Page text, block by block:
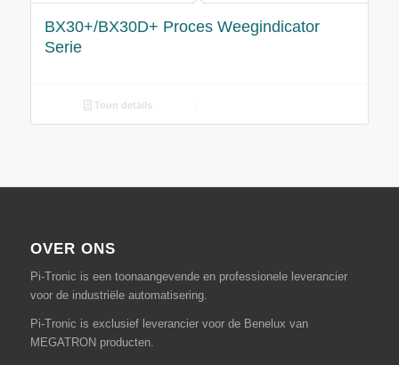
BX30+/BX30D+ Proces Weegindicator
Serie
Toon details
OVER ONS
Pi-Tronic is een toonaangevende en professionele leverancier
voor de industriële automatisering.
Pi-Tronic is exclusief leverancier voor de Benelux van
MEGATRON producten.